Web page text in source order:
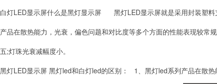
白灯LED显示屏什么是黑灯显示屏 黑灯LED显示屏就是采用封装塑料支架为
产品在散热能力，光衰，偏色问题和对比度等多个方面的性能表现较
五;灯珠光衰减幅度小。
黑灯LED显示屏 黑灯led和白灯led的区别： 1、黑灯led系列产品在散